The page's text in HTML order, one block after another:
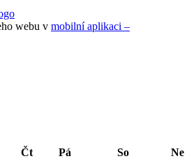
webu v mobilní aplikaci –
Čt Pá So Ne